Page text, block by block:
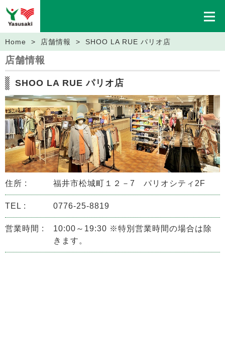
Home > 店舗情報 > SHOO LA RUE パリオ店
店舗情報
SHOO LA RUE パリオ店
住所 : 福井市松城町１２－7 パリオシティ2F
TEL : 0776-25-8819
営業時間 :
10:00～19:30 ※特別営業時間の場合は除
きます。